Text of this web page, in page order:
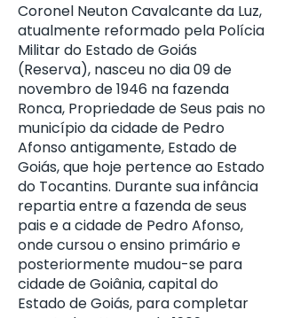
Coronel Neuton Cavalcante da Luz,
atualmente reformado pela Polícia
Militar do Estado de Goiás
(Reserva), nasceu no dia 09 de
novembro de 1946 na fazenda
Ronca, Propriedade de Seus pais no
município da cidade de Pedro
Afonso antigamente, Estado de
Goiás, que hoje pertence ao Estado
do Tocantins. Durante sua infância
repartia entre a fazenda de seus
pais e a cidade de Pedro Afonso,
onde cursou o ensino primário e
posteriormente mudou-se para
cidade de Goiânia, capital do
Estado de Goiás, para completar